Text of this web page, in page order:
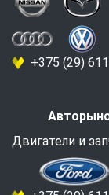
+375 (29)
Двигатели и